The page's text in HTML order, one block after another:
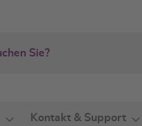
Kontakt & Support